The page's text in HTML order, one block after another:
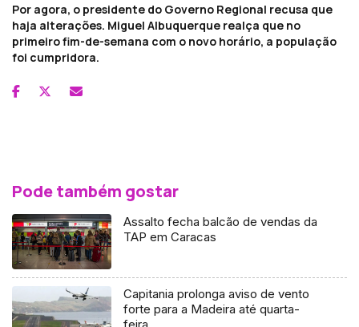
Por agora, o presidente do Governo Regional recusa que
haja alterações. Miguel Albuquerque realça que no
primeiro fim-de-semana com o novo horário, a população
foi cumpridora.
Pode também gostar
Assalto fecha balcão de vendas da
TAP em Caracas
Capitania prolonga aviso de vento
forte para a Madeira até quarta-